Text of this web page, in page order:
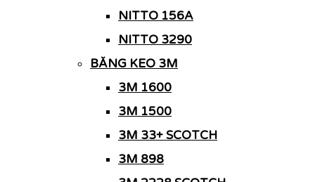
NITTO 156A
NITTO 3290
BĂNG KEO 3M
3M 1600
3M 1500
3M 33+ SCOTCH
3M 898